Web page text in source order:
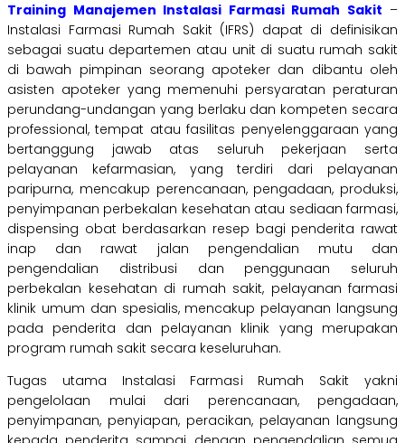
Training Manajemen Instalasi Farmasi Rumah Sakit –
Instalasi Farmasi Rumah Sakit (IFRS) dapat di definisikan
sebagai suatu departemen atau unit di suatu rumah sakit
di bawah pimpinan seorang apoteker dan dibantu oleh
asisten apoteker yang memenuhi persyaratan peraturan
perundang-undangan yang berlaku dan kompeten secara
professional, tempat atau fasilitas penyelenggaraan yang
bertanggung jawab atas seluruh pekerjaan serta
pelayanan kefarmasian, yang terdiri dari pelayanan
paripurna, mencakup perencanaan, pengadaan, produksi,
penyimpanan perbekalan kesehatan atau sediaan farmasi,
dispensing obat berdasarkan resep bagi penderita rawat
inap dan rawat jalan pengendalian mutu dan
pengendalian distribusi dan penggunaan seluruh
perbekalan kesehatan di rumah sakit, pelayanan farmasi
klinik umum dan spesialis, mencakup pelayanan langsung
pada penderita dan pelayanan klinik yang merupakan
program rumah sakit secara keseluruhan.
Tugas utama Instalasi Farmasi Rumah Sakit yakni
pengelolaan mulai dari perencanaan, pengadaan,
penyimpanan, penyiapan, peracikan, pelayanan langsung